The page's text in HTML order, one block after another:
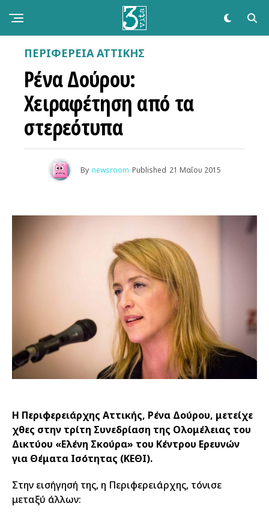
ΠΕΡΙΦΕΡΕΙΑ ΑΤΤΙΚΗΣ
Ρένα Δούρου:
Χειραφέτηση από τα
στερεότυπα
By newsroom Published 21 Μαΐου 2015
Η Περιφερειάρχης Αττικής, Ρένα Δούρου, μετείχε
χθες στην τρίτη Συνεδρίαση της Ολομέλειας του
Δικτύου «Ελένη Σκούρα» του Κέντρου Ερευνών
για Θέματα Ισότητας (ΚΕΘΙ).
Στην εισήγησή της, η Περιφερειάρχης, τόνισε
μεταξύ άλλων: